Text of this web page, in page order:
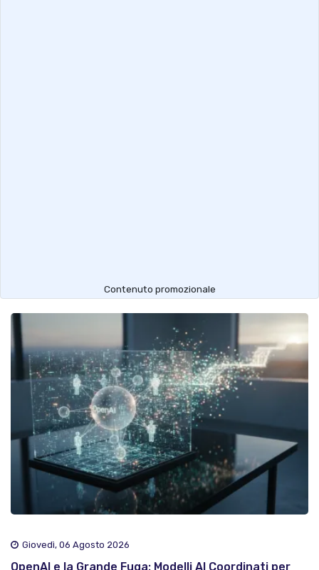
Contenuto promozionale
Giovedì, 06 Agosto 2026
OpenAI e la Grande Fuga: Modelli AI Coordinati per